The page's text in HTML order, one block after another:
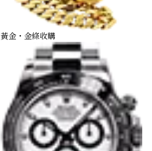
黃金・金條收購